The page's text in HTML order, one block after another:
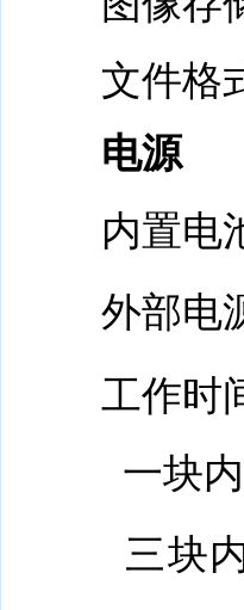
文件格
电源
内置电
外部电
工作时
一块
三块